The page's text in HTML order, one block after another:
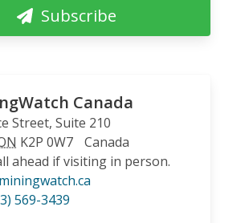
Subscribe
Canada
Street, Suite 210
K2P 0W7
Canada
ahead if visiting in person.
569-3439